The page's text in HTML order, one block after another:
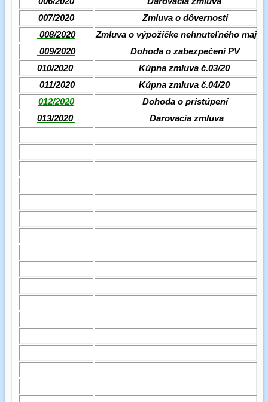
007/2020
Zmluva o dôvernosti
008/2020
Zmluva o výpožičke nehnuteľného
009/2020
Dohoda o zabezpečení PV
010/2020
Kúpna zmluva č.03/20
011/2020
Kúpna zmluva č.04/20
012/2020
Dohoda o pristúpení
013/2020
Darovacia zmluva